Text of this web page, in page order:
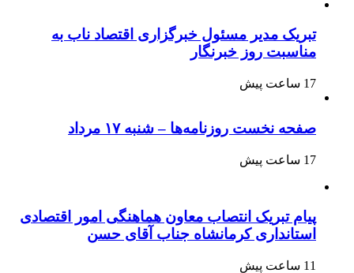
تبریک مدیر مسئول خبرگزاری اقتصاد ناب به
مناسبت روز خبرنگار
17 ساعت پیش
صفحه نخست روزنامه‌ها – شنبه ۱۷ مرداد
17 ساعت پیش
پیام تبریک انتصاب معاون هماهنگی امور اقتصادی
استانداری کرمانشاه جناب آقای حسن
11 ساعت پیش